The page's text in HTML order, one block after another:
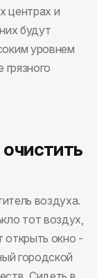
центрах и
будут
уровнем
грязного
воздуха.
тот воздух,
открыть окно -
городской